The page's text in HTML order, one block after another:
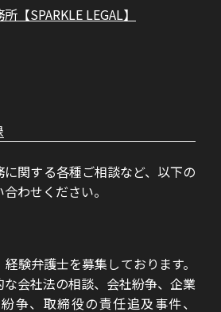
【SPARKLE LEGAL】
関する各種ご相談など、以下の
わせください。
験弁護士を募集しております。
会社法の相談、会社紛争、企業
争、取締役の責任追及事件、